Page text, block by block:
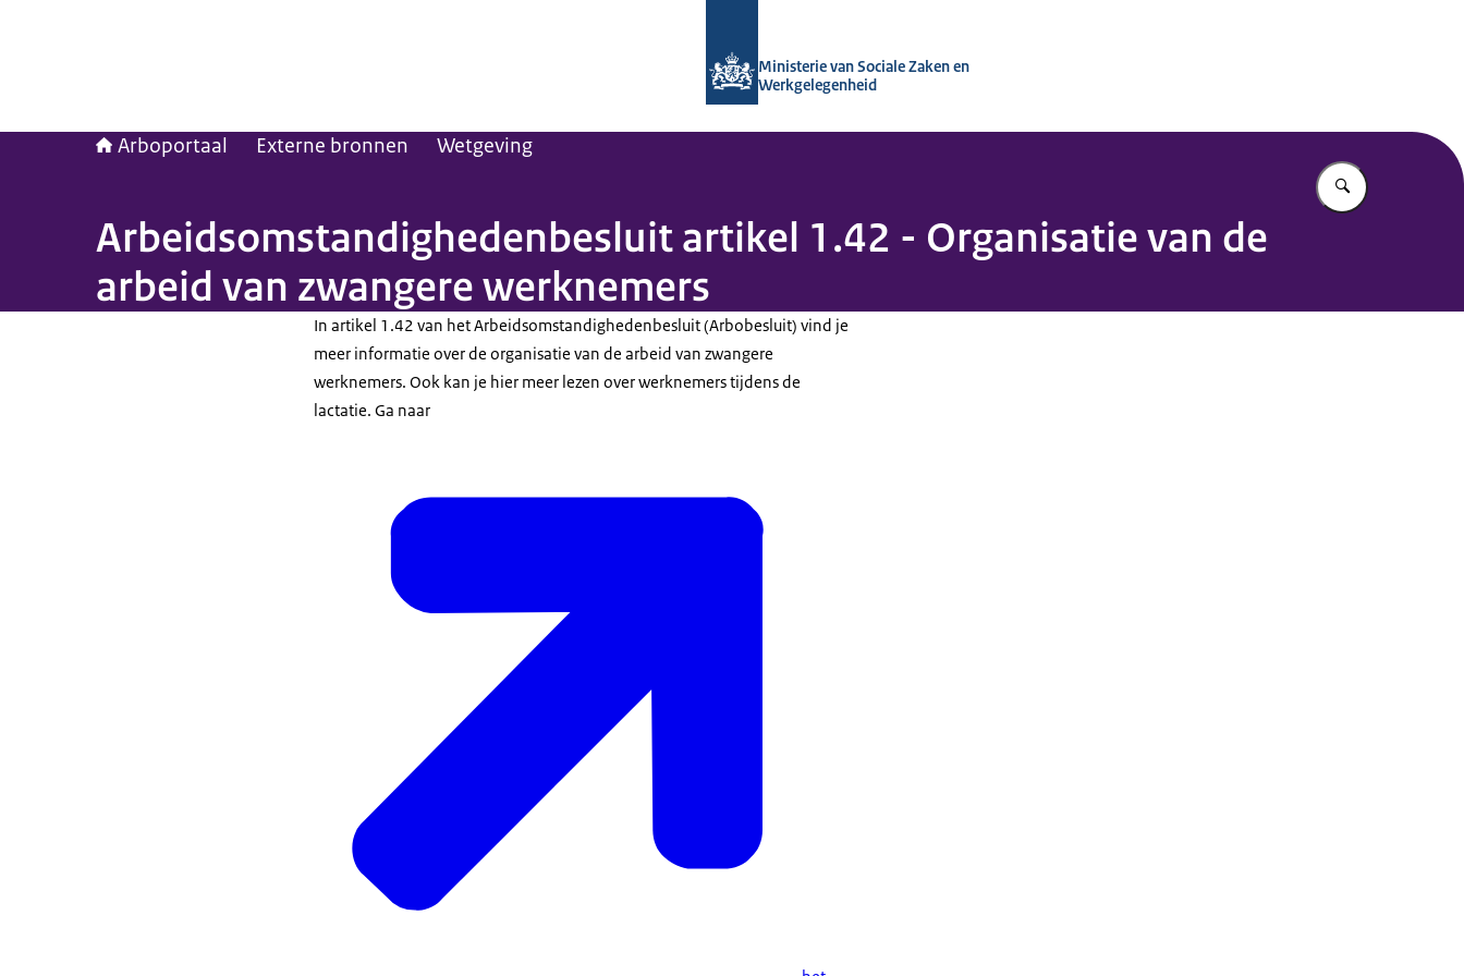
Ministerie van Sociale Zaken en
Werkgelegenheid
Arboportaal Externe bronnen Wetgeving
Vul in wat u
Arbeidsomstandighedenbesluit artikel 1.42 - Organisatie van de
arbeid van zwangere werknemers
In artikel 1.42 van het Arbeidsomstandighedenbesluit (Arbobesluit) vind je
meer informatie over de organisatie van de arbeid van zwangere
werknemers. Ook kan je hier meer lezen over werknemers tijdens de
lactatie. Ga naar